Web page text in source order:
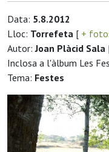
Data: 5.8.2012
Lloc: Torrefeta [ +
Autor:Joan Plàcid Sala
Inclosa a l'àlbum Les
Tema: Festes